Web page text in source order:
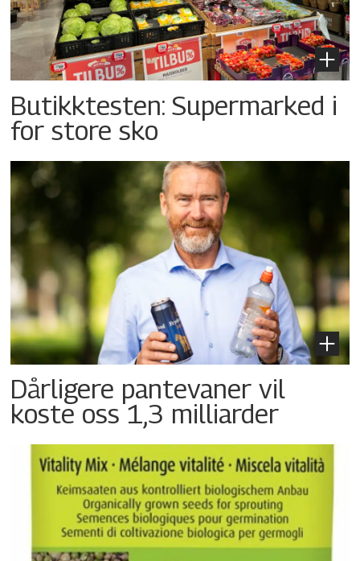
Butikktesten: Supermarked i
for store sko
Dårligere pantevaner vil
koste oss 1,3 milliarder